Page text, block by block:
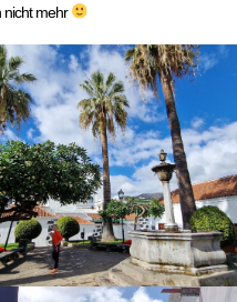
nicht mehr